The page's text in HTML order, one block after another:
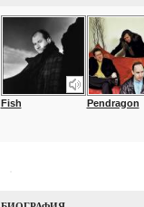
Fish Pendragon